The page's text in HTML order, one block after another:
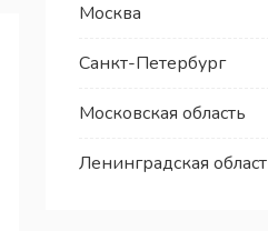
Москва
Санкт-Петербург
Московская область
Ленинградская